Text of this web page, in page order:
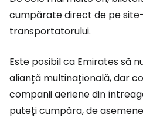
cumpărate direct de pe
transportatorului.
Este posibil ca Emirates să
alianță multinațională, dar
companii aeriene din
puteți cumpăra, de